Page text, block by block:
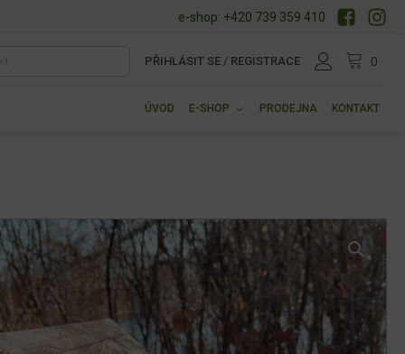
e-shop: +420 739 359 410
PŘIHLÁSIT SE / REGISTRACE
ÚVOD E-SHOP PRODEJNA KONTAKT